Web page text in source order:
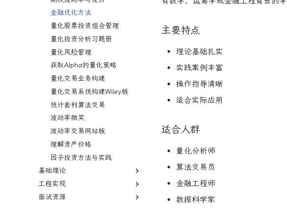
量子机器学习
概率机器学习
金融优化方法
量化股票投资组合管理
量化投资分析习题册
量化风险管理
获取Alpha的量化策略
量化交易业务构建
量化交易系统构建Wiley版
统计套利算法交易
波动率微笑
波动率交易网站版
理解资产价格
因子投资方法与实践
基础理论
数学与统计
金融数学技术导论
金融数学
工程实现
编程实现
面试资源
主要特点
理论基础扎实
实践案例丰富
操作指导清晰
适合实际应用
适合人群
量化分析师
算法交易员
金融工程师
数据科学家